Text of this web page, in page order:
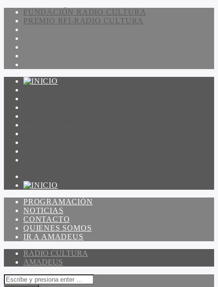
FUNDACIÓN RADIO CULTURA
PREMIO RFI-RADIO CULTURA
PROGRAMACIÓN
NOTICIAS
CONTACTO
QUIENES SOMOS
IR A AMADEUS
RADIO CULTURA
AMADEUS